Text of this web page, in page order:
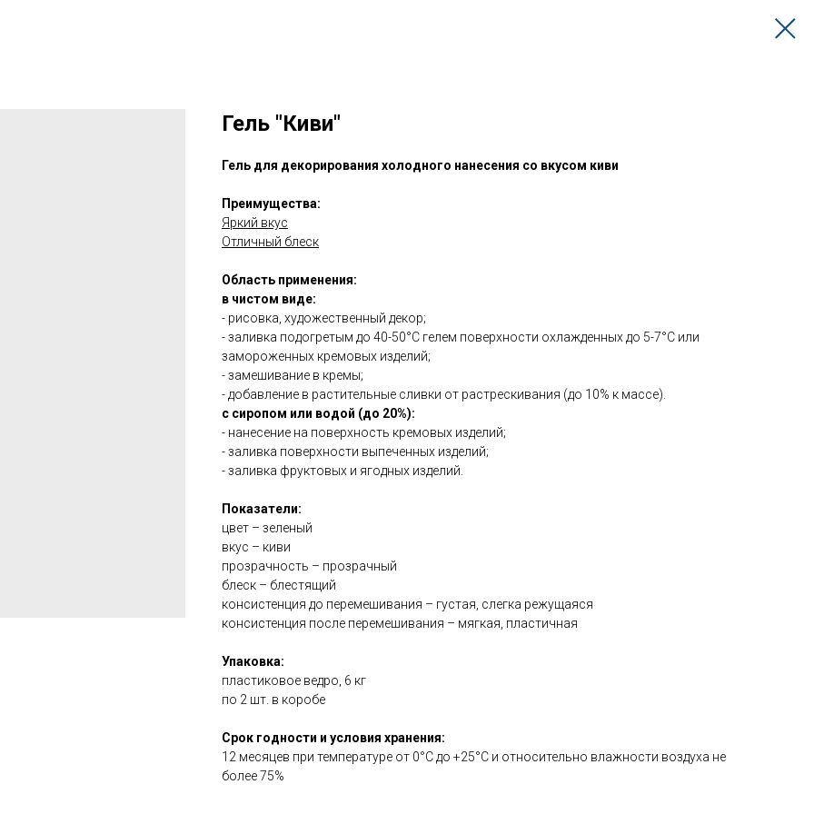
Гель "Киви"
Гель для декорирования холодного нанесения со вкусом киви
Преимущества:
Яркий вкус
Отличный блеск
Область применения:
в чистом виде:
- рисовка, художественный декор;
- заливка подогретым до 40-50°С гелем поверхности охлажденных до 5-7°С или
замороженных кремовых изделий;
- замешивание в кремы;
- добавление в растительные сливки от растрескивания (до 10% к массе).
с сиропом или водой (до 20%):
- нанесение на поверхность кремовых изделий;
- заливка поверхности выпеченных изделий;
- заливка фруктовых и ягодных изделий.
Показатели:
цвет – зеленый
вкус – киви
прозрачность – прозрачный
блеск – блестящий
консистенция до перемешивания – густая, слегка режущаяся
консистенция после перемешивания – мягкая, пластичная
Упаковка:
пластиковое ведро, 6 кг
по 2 шт. в коробе
Срок годности и условия хранения:
12 месяцев при температуре от 0°С до +25°С и относительно влажности воздуха не
более 75%